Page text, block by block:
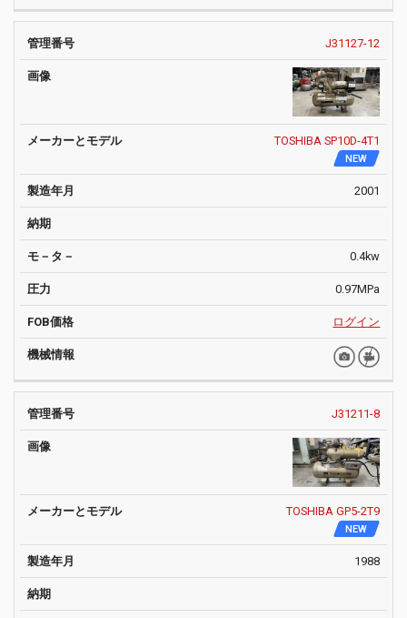
J31127-12
TOSHIBA SP10D-4T1
NEW
2001
0.4kw
0.97MPa
ログイン
J31211-8
TOSHIBA GP5-2T9
NEW
1988